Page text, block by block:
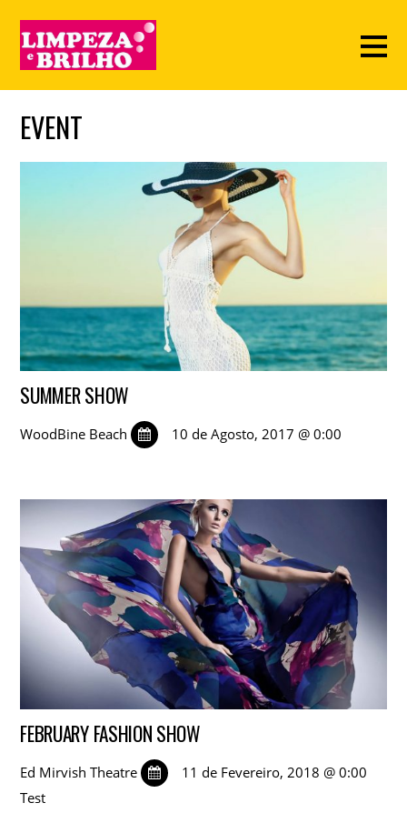
EVENT
SUMMER SHOW
WoodBine Beach 10 de Agosto, 2017 @ 0:00
FEBRUARY FASHION SHOW
Ed Mirvish Theatre
11 de Fevereiro, 2018 @ 0:00
Test